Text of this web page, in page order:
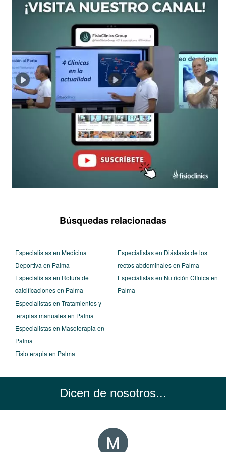
Búsquedas relacionadas
Especialistas en Medicina
Deportiva en Palma
Especialistas en Rotura de
calcificaciones en Palma
Especialistas en Tratamientos y
terapias manuales en Palma
Especialistas en Masoterapia en
Palma
Fisioterapia en Palma
Especialistas en Diástasis de los
rectos abdominales en Palma
Especialistas en Nutrición Clínica en
Palma
Dicen de nosotros...